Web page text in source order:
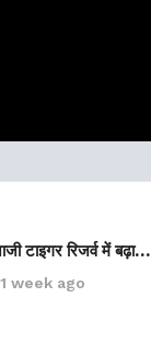
टाइगर रिजर्व में बढ़ा…
1 week ago